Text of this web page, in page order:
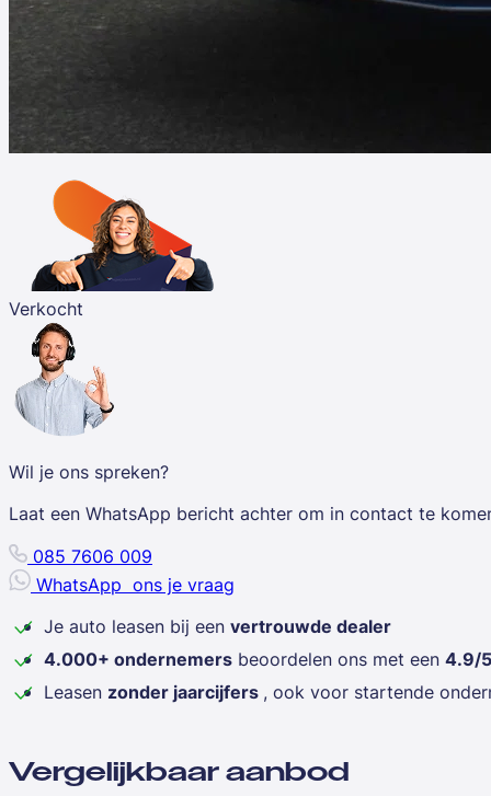
Verkocht
Wil je ons spreken?
Laat een WhatsApp bericht achter om in contact te
085 7606 009
WhatsApp ons je vraag
Je auto leasen bij een vertrouwde dealer
4.000+ ondernemers beoordelen ons met een 4.9/5
Leasen zonder jaarcijfers , ook voor startende
Vergelijkbaar aanbod